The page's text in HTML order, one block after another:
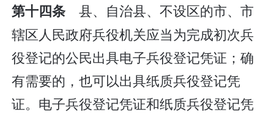
第十四条县、自治县、不设区的市、市
辖区人民政府兵役机关应当为完成初次兵
役登记的公民出具电子兵役登记凭证；确
有需要的，也可以出具纸质兵役登记凭
证。电子兵役登记凭证和纸质兵役登记凭